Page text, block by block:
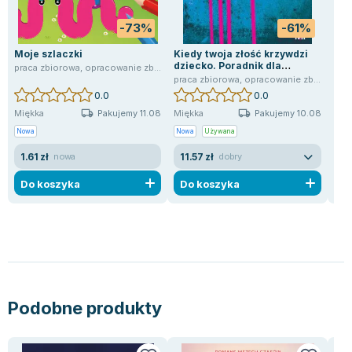
Zygmunt Freud
Agata Passent
Michel Moran
Jo Nesbo
Katarzyna Miller
Antoine de Saint Exupery
Lew Tołstoj
Mark Twain
Marcin Meller
Jarosław Sokołowski
Michael Scott
Jarosław Iwaszkiewicz
-73%
Moje szlaczki
praca zbiorowa, opracowanie zbiorowe
0.0
Miękka Pakujemy 11.08
Nowa
1.61 zł nowa
Do koszyka
-61%
Kiedy twoja złość krzywdzi
dziecko. Poradnik dla
rodziców
praca zbiorowa, opracowanie zbiorowe
0.0
Miękka Pakujemy 10.08
Nowa Używana
11.57 zł dobry
Do koszyka
Podobne produkty